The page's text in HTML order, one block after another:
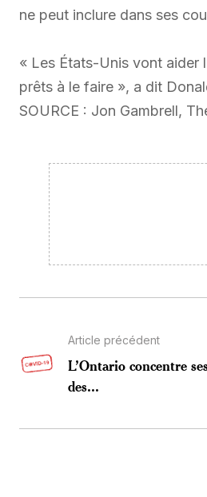
ne peut inclure dans ses
« Les États-Unis vont aider
prêts à le faire », a dit
SOURCE : Jon Gambrell,
Article précédent
L’Ontario concentre
des...